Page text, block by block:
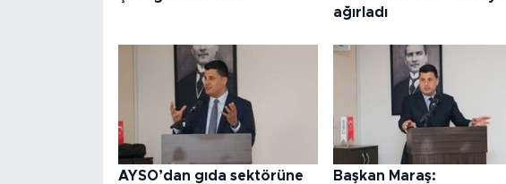
ağırladı
AYSO’dan gıda sektörüne
Başkan Maraş: